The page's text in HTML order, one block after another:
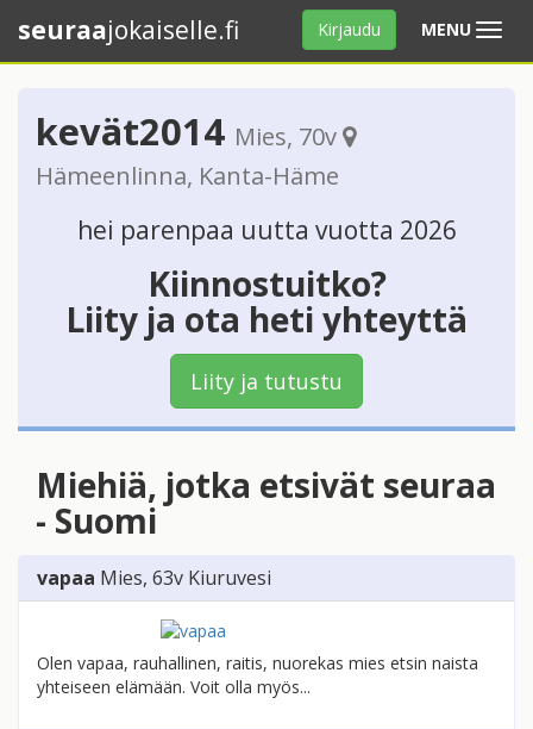
MENU Avaa
valikko
seuraajokaiselle.fi Kirjaudu
kevät2014 Mies, 70v
Hämeenlinna, Kanta-Häme
hei parenpaa uutta vuotta 2026
Kiinnostuitko?
Liity ja ota heti yhteyttä
Liity ja tutustu
Miehiä, jotka etsivät seuraa
- Suomi
vapaa Mies, 63v Kiuruvesi
Olen vapaa, rauhallinen, raitis, nuorekas mies etsin naista
yhteiseen elämään. Voit olla myös...